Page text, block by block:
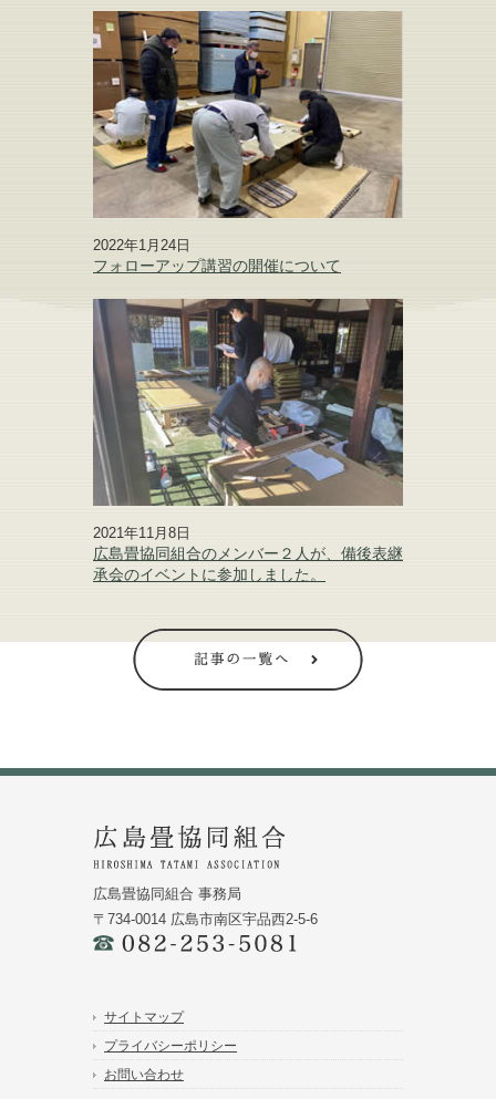
2022年1月24日
フォローアップ講習の開催について
2021年11月8日
広島畳協同組合のメンバー２人が、備後表継
承会のイベントに参加しました。
広島畳協同組合 事務局
〒734-0014 広島市南区宇品西2-5-6
サイトマップ
プライバシーポリシー
お問い合わせ